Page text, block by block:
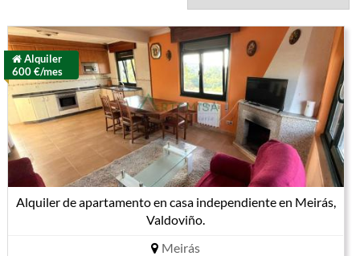
Alquiler
600 €/mes
Alquiler de apartamento en casa independiente en Meirás,
Valdoviño.
Meirás